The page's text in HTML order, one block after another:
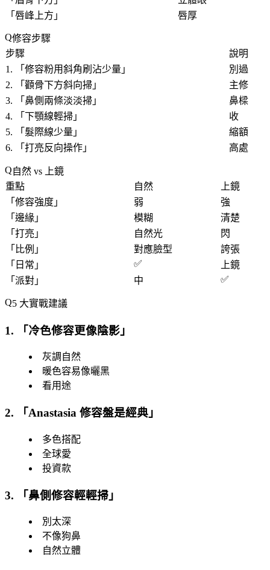
「 唇峰上方 」 唇厚
修容步驟
步驟
說明
1. 「 修容粉用斜角刷沾少量 」
別過
2. 「 顴骨下方斜向掃 」
主修
3. 「 鼻側兩條淡淡掃 」
鼻樑
4. 「 下顎線輕掃 」
收
5. 「 髮際線少量 」
縮額
6. 「 打亮反向操作 」 高處
自然 vs 上鏡
重點
自然
上鏡
「 修容強度 」 弱
強
「 邊緣 」 模糊
清楚
「 打亮 」 自然光
閃
「 比例 」 對應臉型
誇張
「 日常 」 ✅
上鏡
「 派對 」 中 ✅
5 大實戰建議
1. 「冷色修容更像陰影 」
灰調自然
暖色容易像曬黑
看用途
2. 「 Anastasia 修容盤是經典 」
多色搭配
全球愛
投資款
3. 「鼻側修容輕輕掃 」
別太深
不像狗鼻
自然立體